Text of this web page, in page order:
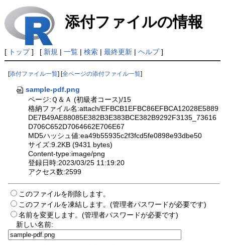
添付ファイルの情報
[ トップ] [ 新規 | 一覧| 検索| 最終更新| ヘルプ]
[添付ファイル一覧 ] [全ページの添付ファイル一覧
sample-pdf.png
ページ:Ｑ＆Ａ (初級者コース)/15
格納ファイル名:attach/EFBCB1EFBC86EFBCA12028E5889
DE7B49AE88085E382B3E383BCE382B9292F3135_73616
D706C652D7064662E706E67
MD5ハッシュ値:ea49b55935c2f3fcd5fe0898e93dbe50
サイズ:9.2KB (9431 bytes)
Content-type:image/png
登録日時:2023/03/25 11:19:20
アクセス数:2599
このファイルを削除します。
このファイルを凍結します。(管理者パスワードが必要です)
名前を変更します。(管理者パスワードが必要です)
新しい名前: